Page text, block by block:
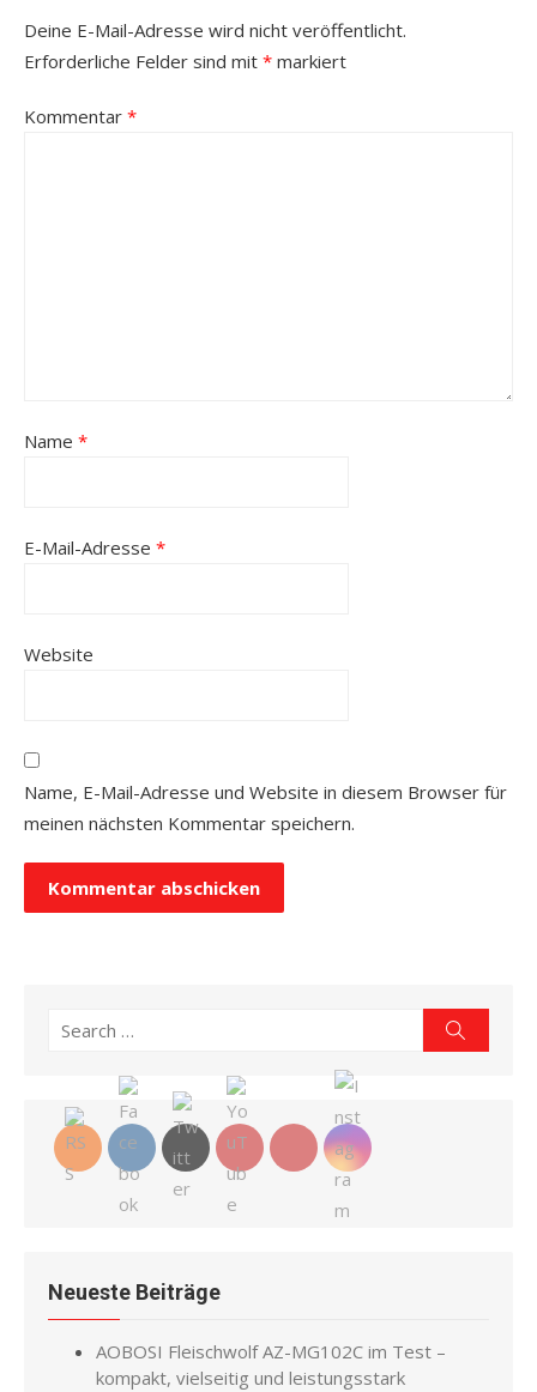
Deine E-Mail-Adresse wird nicht veröffentlicht.
Erforderliche Felder sind mit * markiert
Kommentar *
Name *
E-Mail-Adresse *
Website
Name, E-Mail-Adresse und Website in diesem Browser für
meinen nächsten Kommentar speichern.
Search
Neueste Beiträge
AOBOSI Fleischwolf AZ-MG102C im Test –
kompakt, vielseitig und leistungsstark